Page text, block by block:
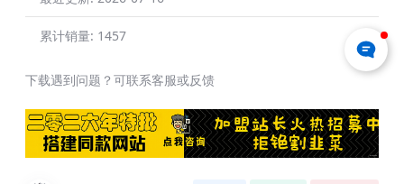
累计销量: 1457
下载遇到问题？可联系客服或反馈